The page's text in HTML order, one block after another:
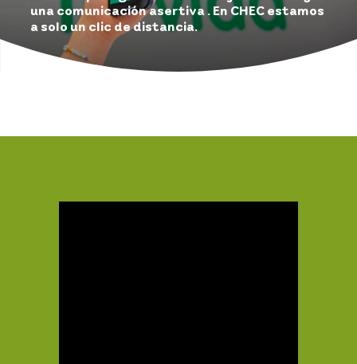
una comunicación asertiva . En CHEC estamos
a solo un clic de distancia.